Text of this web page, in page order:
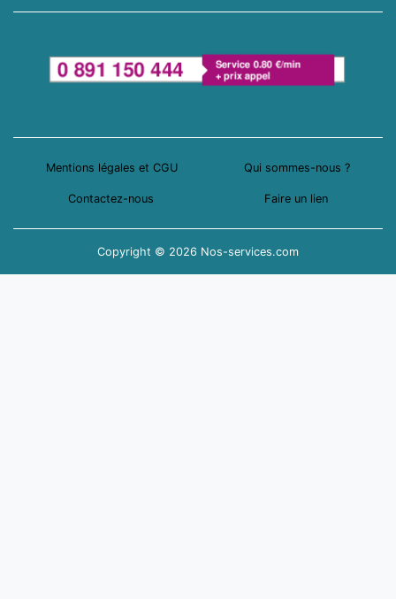
Mentions légales et CGU Qui sommes-nous ?
Contactez-nous Faire un lien
Copyright © 2026 Nos-services.com